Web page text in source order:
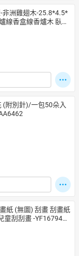
-非洲雞翅木-25.8*4.5*
線香盒線香爐木 臥香
(附別針)/一包50朵入
紙 (無圖) 刮畫 刮畫紙
童刮刮畫 -YF16794
一帳號最高1500